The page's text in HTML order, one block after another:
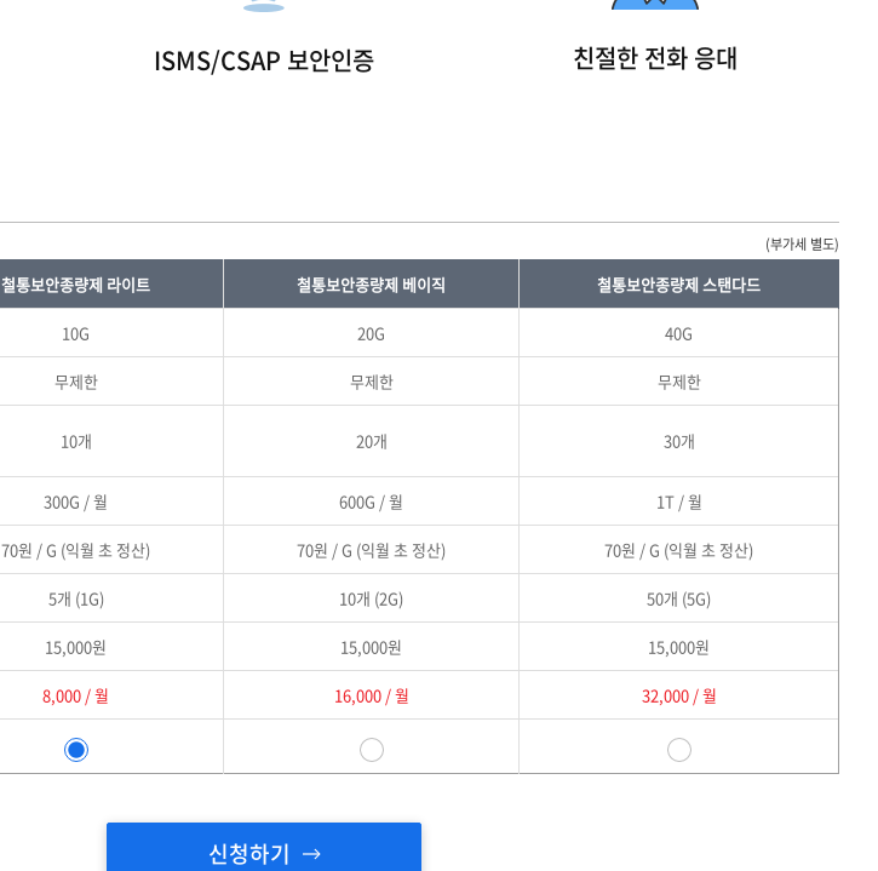
ISMS/CSAP 보안인증 친절한 전화 응대
(부가세 별도)
철통보안종량제 라이트 철통보안종량제 베이직 철통보안종량제 스탠다드
10G 20G 40G
무제한 무제한 무제한
10개 20개 30개
300G / 월 600G / 월 1T / 월
70원 / G (익월 초 정산) 70원 / G (익월 초 정산) 70원 / G (익월 초 정산)
5개 (1G) 10개 (2G) 50개 (5G)
15,000원 15,000원 15,000원
8,000 / 월 16,000 / 월 32,000 / 월
신청하기